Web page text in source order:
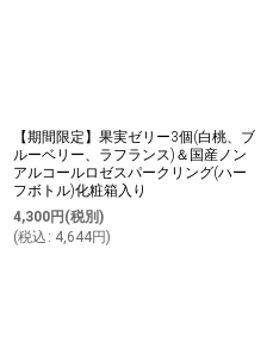
【期間限定】果実ゼリー3個(白桃、ブ
ルーベリー、ラフランス)＆国産ノン
アルコールロゼスパークリング(ハー
フボトル)化粧箱入り
4,300円 (税別)
(税込 : 4,644円)